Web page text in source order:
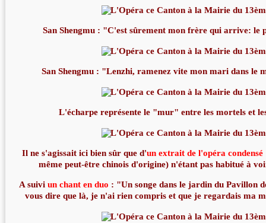
San Shengmu : "C'est sûrement mon frère qui arrive: le
San Shengmu : "Lenzhi, ramenez vite mon mari dans le
L'écharpe représente le "mur" entre les mortels et
Il ne s'agissait ici bien sûr que d'un extrait de l'opéra condensé
même peut-être chinois d'origine) n'étant pas habitué à
A suiviun chant en duo : "Un songe dans le jardin du Pavillon
vous dire que là, je n'ai rien compris et que je regardais ma